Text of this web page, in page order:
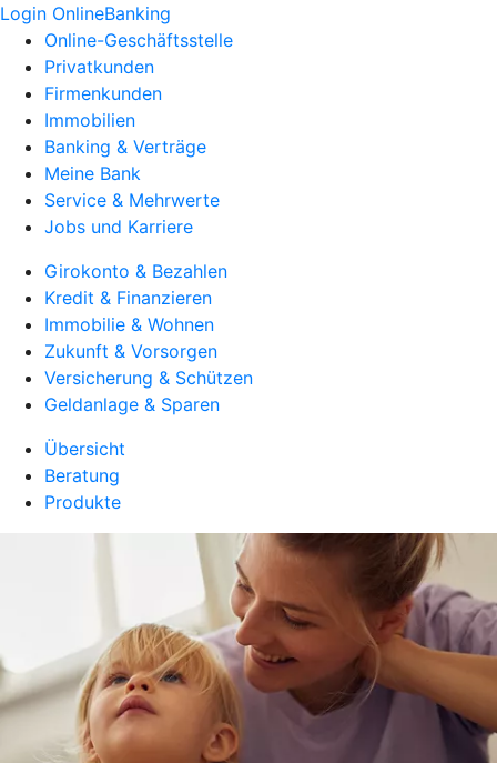
Login OnlineBanking
Online-Geschäftsstelle
Privatkunden
Firmenkunden
Immobilien
Banking & Verträge
Meine Bank
Service & Mehrwerte
Jobs und Karriere
Girokonto & Bezahlen
Kredit & Finanzieren
Immobilie & Wohnen
Zukunft & Vorsorgen
Versicherung & Schützen
Geldanlage & Sparen
Übersicht
Beratung
Produkte